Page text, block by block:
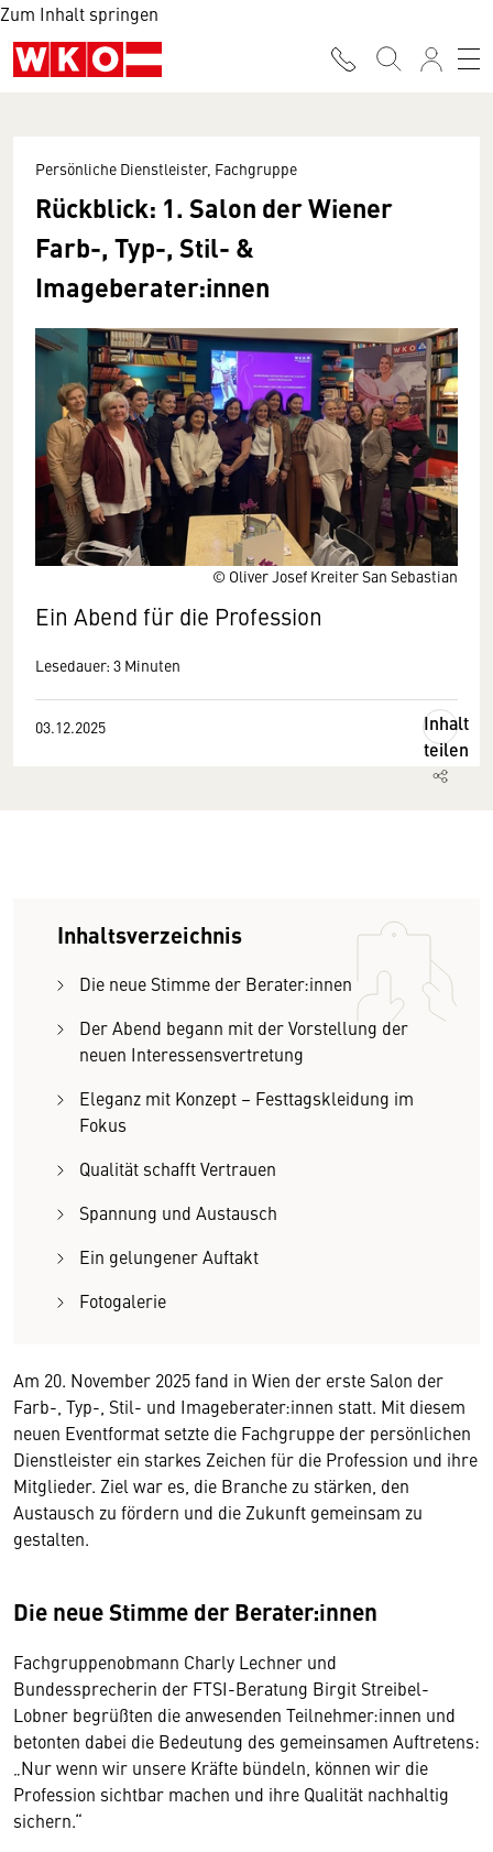
Zum Inhalt springen
© Oliver Josef Kreiter San Sebastian
Persönliche Dienstleister, Fachgruppe
Rückblick: 1. Salon der Wiener
Farb-, Typ-, Stil- &
Imageberater:innen
Ein Abend für die Profession
Lesedauer: 3 Minuten
03.12.2025
Inhalt
teilen
Inhaltsverzeichnis
Die neue Stimme der Berater:innen
Der Abend begann mit der Vorstellung der
neuen Interessensvertretung
Eleganz mit Konzept – Festtagskleidung im
Fokus
Qualität schafft Vertrauen
Spannung und Austausch
Ein gelungener Auftakt
Fotogalerie
Am 20. November 2025 fand in Wien der erste Salon der
Farb-, Typ-, Stil- und Imageberater:innen statt. Mit diesem
neuen Eventformat setzte die Fachgruppe der persönlichen
Dienstleister ein starkes Zeichen für die Profession und ihre
Mitglieder. Ziel war es, die Branche zu stärken, den
Austausch zu fördern und die Zukunft gemeinsam zu
gestalten.
Die neue Stimme der Berater:innen
Fachgruppenobmann Charly Lechner und
Bundessprecherin der FTSI-Beratung Birgit Streibel-
Lobner begrüßten die anwesenden Teilnehmer:innen und
betonten dabei die Bedeutung des gemeinsamen Auftretens:
„Nur wenn wir unsere Kräfte bündeln, können wir die
Profession sichtbar machen und ihre Qualität nachhaltig
sichern.“